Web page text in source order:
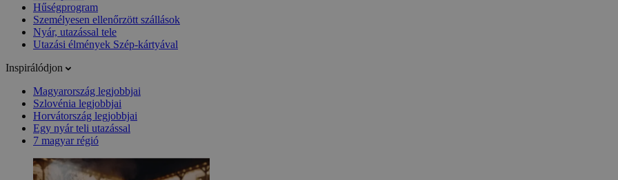
Hűségprogram
Személyesen ellenőrzött szállások
Nyár, utazással tele
Utazási élmények Szép-kártyával
Inspirálódjon
Magyarország legjobbjai
Szlovénia legjobbjai
Horvátország legjobbjai
Egy nyár teli utazással
7 magyar régió